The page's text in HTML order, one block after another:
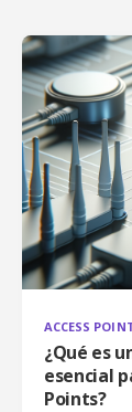
ACCESS
¿Qué es
esencial
Points?